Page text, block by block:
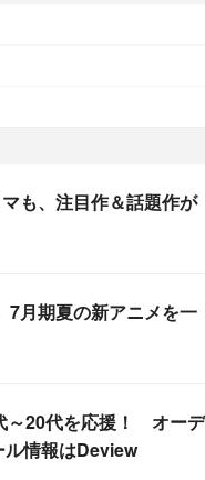
も、注目作＆話題作が
7月期夏の新アニメを一
～20代を応援！ オーデ
ル情報はDeview